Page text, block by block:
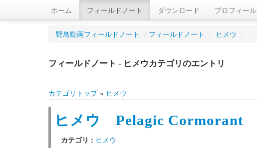
ホーム フィールドノート ダウンロード プロフィール
野鳥動画フィールドノート / フィールドノート / ヒメウ /
フィールドノート - ヒメウカテゴリのエントリ
カテゴリトップ » ヒメウ
ヒメウ Pelagic Cormorant
カテゴリ : ヒメウ